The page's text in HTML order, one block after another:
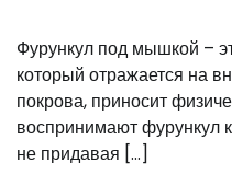
Фурункул под мышкой –
который отражается на
покрова, приносит
воспринимают фурункул
не придавая […]